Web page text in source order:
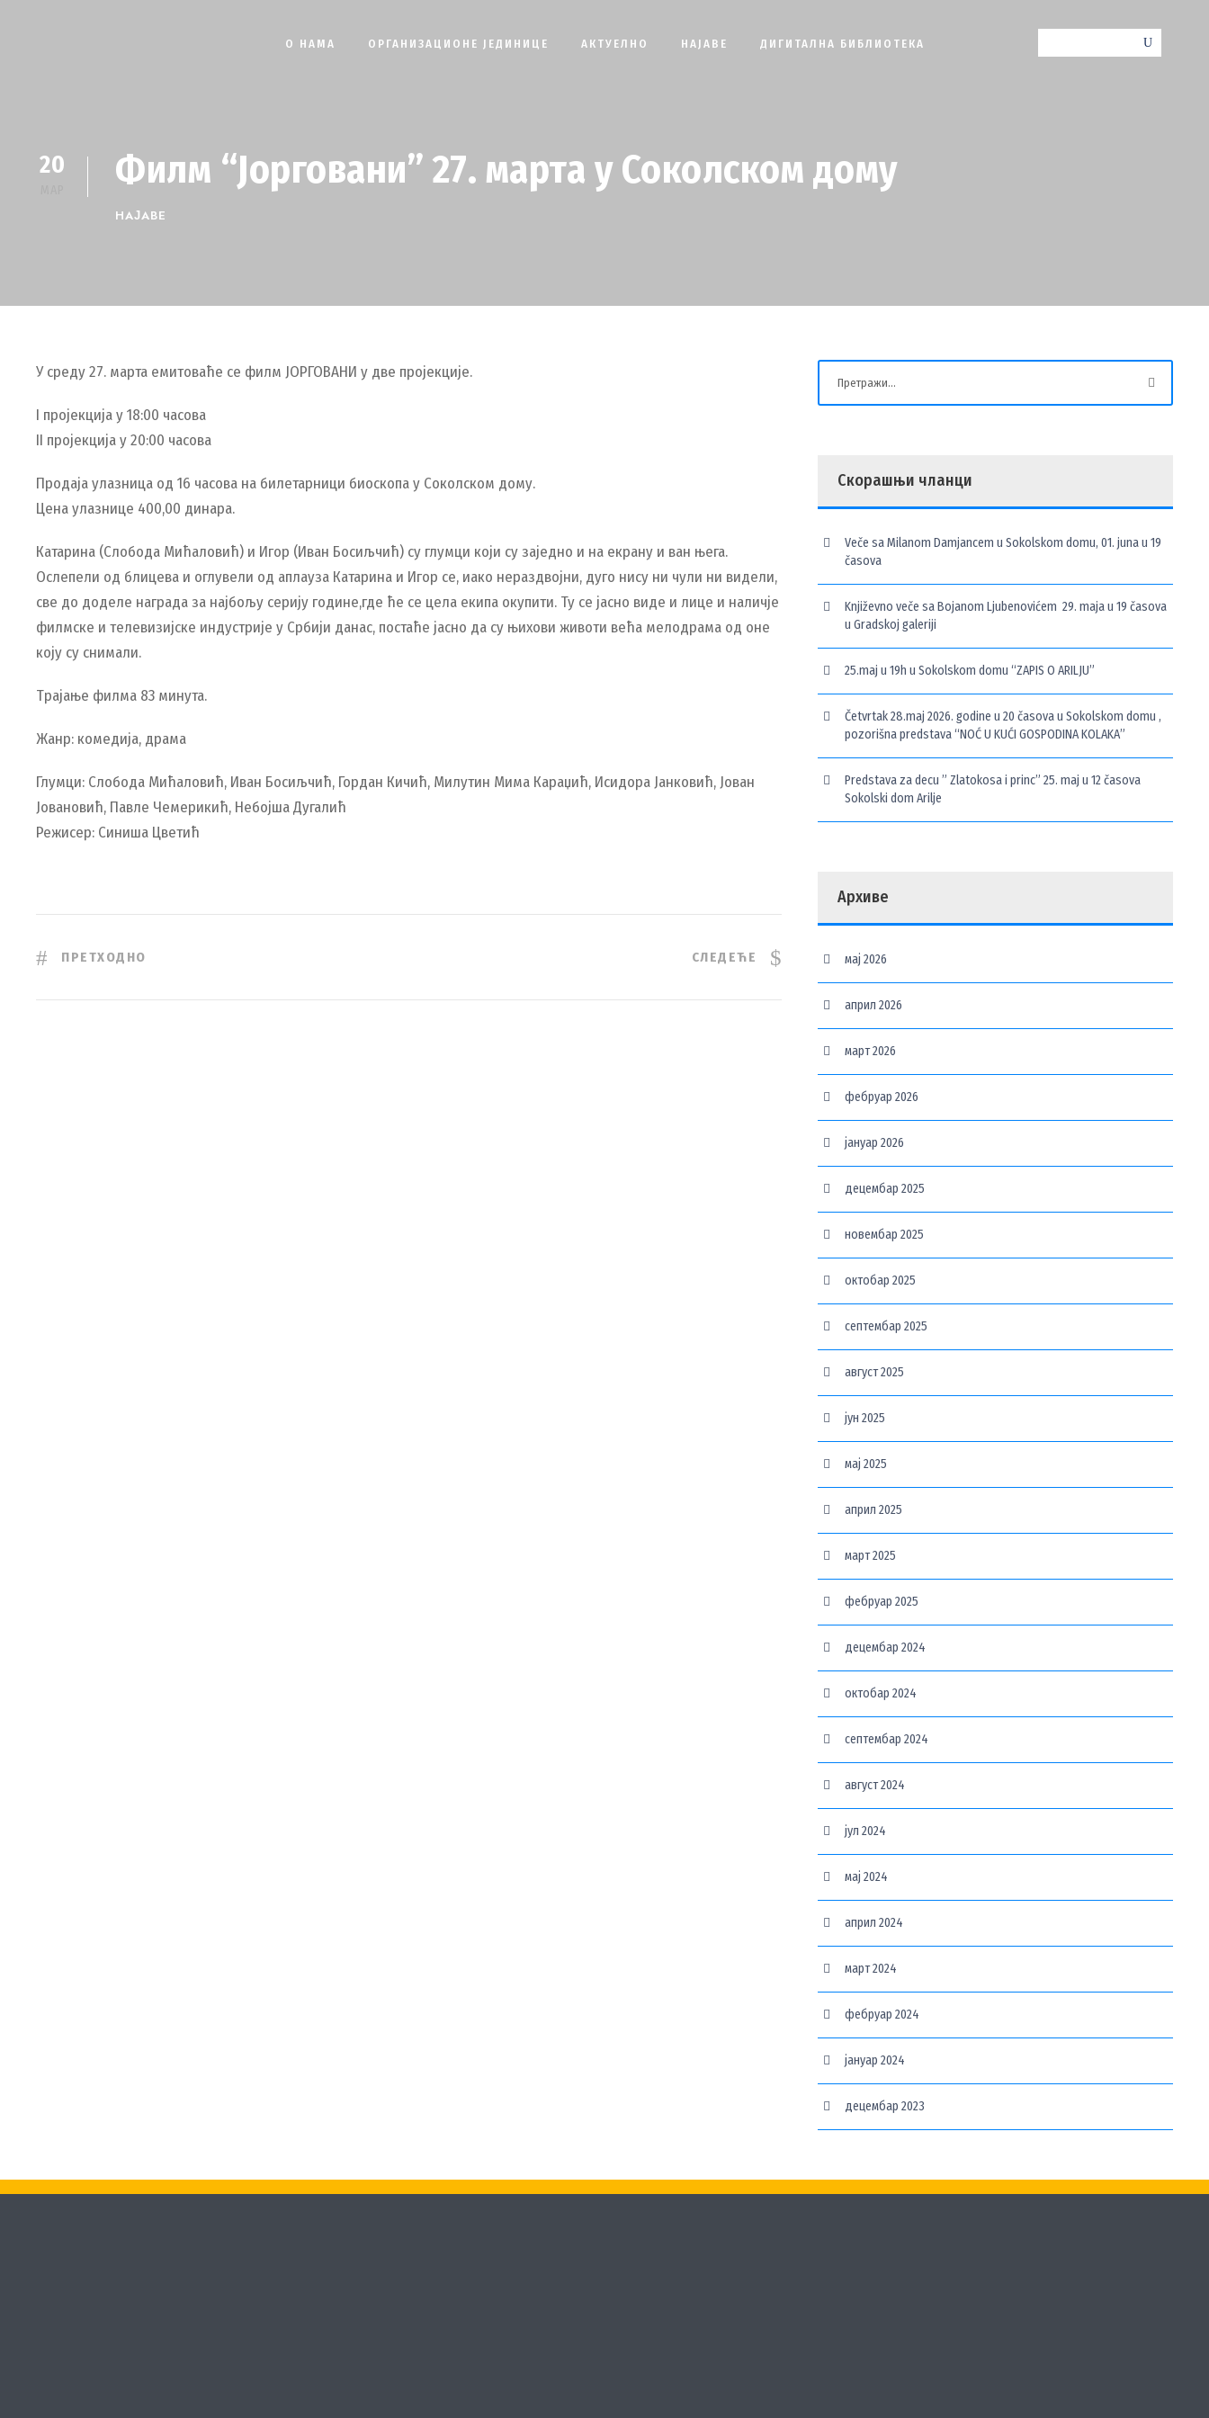
О НАМА ОРГАНИЗАЦИОНЕ ЈЕДИНИЦЕ АКТУЕЛНО НАЈАВЕ ДИГИТАЛНА БИБЛИОТЕКА
20 Филм “Јорговани” 27. марта у Соколском дому
НАЈАВЕ
У среду 27. марта емитоваће се филм ЈОРГОВАНИ у две пројекције.
I пројекција у 18:00 часова
II пројекција у 20:00 часова
Продаја улазница од 16 часова на билетарници биоскопа у Соколском дому.
Цена улазнице 400,00 динара.
Катарина (Слобода Мићаловић) и Игор (Иван Босиљчић) су глумци који су заједно и на екрану и ван њега.
Ослепели од блицева и оглувели од аплауза Катарина и Игор се, иако нераздвојни, дуго нису ни чули ни видели,
све до доделе награда за најбољу серију године,где ће се цела екипа окупити. Ту се јасно виде и лице и наличје
филмске и телевизијске индустрије у Србији данас, постаће јасно да су њихови животи већа мелодрама од оне
коју су снимали.
Трајање филма 83 минута.
Жанр: комедија, драма
Глумци: Слобода Мићаловић, Иван Босиљчић, Гордан Кичић, Милутин Мима Караџић, Исидора Јанковић, Јован
Јовановић, Павле Чемерикић, Небојша Дугалић
Режисер: Синиша Цветић
ПРЕТХОДНО СЛЕДЕЋЕ
Скорашњи чланци
Veče sa Milanom Damjancem u Sokolskom domu, 01. juna u 19
časova
Književno veče sa Bojanom Ljubenovićem 29. maja u 19 časova
u Gradskoj galeriji
25.maj u 19h u Sokolskom domu “ZAPIS O ARILJU”
Četvrtak 28.maj 2026. godine u 20 časova u Sokolskom domu ,
pozorišna predstava “NOĆ U KUĆI GOSPODINA KOLAKA”
Predstava za decu ” Zlatokosa i princ” 25. maj u 12 časova
Sokolski dom Arilje
Архиве
мај 2026
април 2026
март 2026
фебруар 2026
јануар 2026
децембар 2025
новембар 2025
октобар 2025
септембар 2025
август 2025
јун 2025
мај 2025
април 2025
март 2025
фебруар 2025
децембар 2024
октобар 2024
септембар 2024
август 2024
јул 2024
мај 2024
април 2024
март 2024
фебруар 2024
јануар 2024
децембар 2023